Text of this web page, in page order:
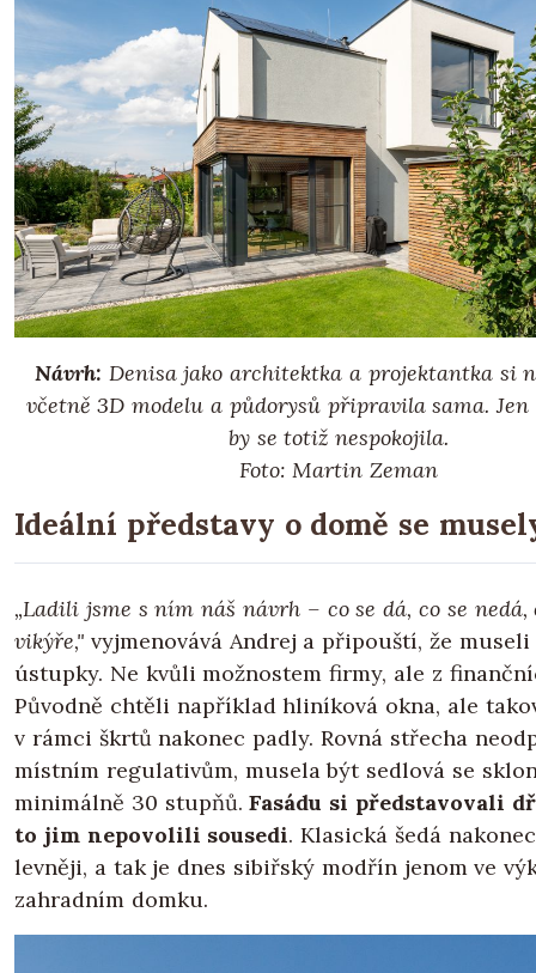
Návrh: Denisa jako architektka a projektantka si
včetně 3D modelu a půdorysů připravila sama.
by se totiž nespokojila.
Foto: Martin Zeman
Ideální představy o domě se
„Ladili jsme s ním náš návrh – co se dá, co se nedá,
vikýře," vyjmenovává Andrej a připouští, že
ústupky. Ne kvůli možnostem firmy, ale z
Původně chtěli například hliníková okna, ale
v rámci škrtů nakonec padly. Rovná střecha
místním regulativům, musela být sedlová se
minimálně 30 stupňů.Fasádu si představovali
to jim nepovolili sousedi. Klasická šedá
levněji, a tak je dnes sibiřský modřín jenom ve
zahradním domku.